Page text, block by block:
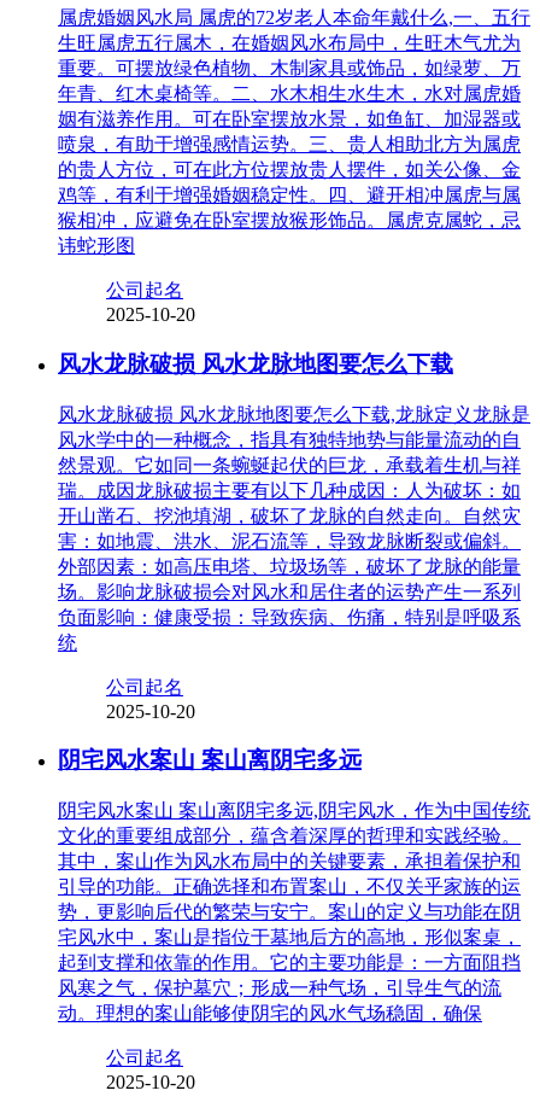
属虎婚姻风水局 属虎的72岁老人本命年戴什么,一、五行
生旺属虎五行属木，在婚姻风水布局中，生旺木气尤为
重要。可摆放绿色植物、木制家具或饰品，如绿萝、万
年青、红木桌椅等。二、水木相生水生木，水对属虎婚
姻有滋养作用。可在卧室摆放水景，如鱼缸、加湿器或
喷泉，有助于增强感情运势。三、贵人相助北方为属虎
的贵人方位，可在此方位摆放贵人摆件，如关公像、金
鸡等，有利于增强婚姻稳定性。四、避开相冲属虎与属
猴相冲，应避免在卧室摆放猴形饰品。属虎克属蛇，忌
讳蛇形图
公司起名
2025-10-20
风水龙脉破损 风水龙脉地图要怎么下载
风水龙脉破损 风水龙脉地图要怎么下载,龙脉定义龙脉是
风水学中的一种概念，指具有独特地势与能量流动的自
然景观。它如同一条蜿蜒起伏的巨龙，承载着生机与祥
瑞。成因龙脉破损主要有以下几种成因：人为破坏：如
开山凿石、挖池填湖，破坏了龙脉的自然走向。自然灾
害：如地震、洪水、泥石流等，导致龙脉断裂或偏斜。
外部因素：如高压电塔、垃圾场等，破坏了龙脉的能量
场。影响龙脉破损会对风水和居住者的运势产生一系列
负面影响：健康受损：导致疾病、伤痛，特别是呼吸系
统
公司起名
2025-10-20
阴宅风水案山 案山离阴宅多远
阴宅风水案山 案山离阴宅多远,阴宅风水，作为中国传统
文化的重要组成部分，蕴含着深厚的哲理和实践经验。
其中，案山作为风水布局中的关键要素，承担着保护和
引导的功能。正确选择和布置案山，不仅关乎家族的运
势，更影响后代的繁荣与安宁。案山的定义与功能在阴
宅风水中，案山是指位于墓地后方的高地，形似案桌，
起到支撑和依靠的作用。它的主要功能是：一方面阻挡
风寒之气，保护墓穴；形成一种气场，引导生气的流
动。理想的案山能够使阴宅的风水气场稳固，确保
公司起名
2025-10-20